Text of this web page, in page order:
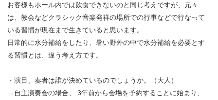
お客様もホール内では飲食できないのと同じ考えですが、元々
は、教会などクラシック音楽発祥の場所での行事などで行なって
いる習慣が現在まで生きていると思います。
日常的に水分補給をしたり、暑い野外の中で水分補給を必要とす
る習慣とは、違う考え方です。
・演目、奏者は誰が決めているのでしょうか。（大人）
→自主演奏会の場合、 3年前から会場を予約することに始まり、